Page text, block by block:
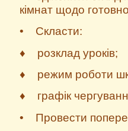
кімнат щодо
• Скласти:
♦ розклад уроків;
♦ режим роботи
♦ графік
• Провести